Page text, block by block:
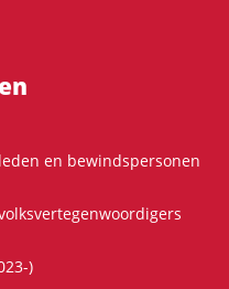
en bewindspersonen
)